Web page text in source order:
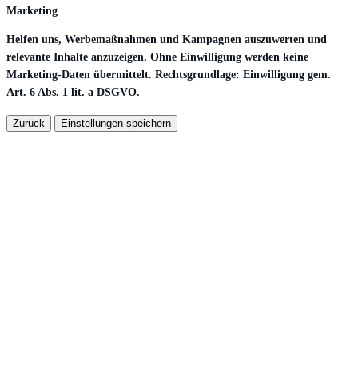
Marketing
Helfen uns, Werbemaßnahmen und Kampagnen auszuwerten und
relevante Inhalte anzuzeigen. Ohne Einwilligung werden keine
Marketing-Daten übermittelt. Rechtsgrundlage: Einwilligung gem.
Art. 6 Abs. 1 lit. a DSGVO.
Zurück Einstellungen speichern